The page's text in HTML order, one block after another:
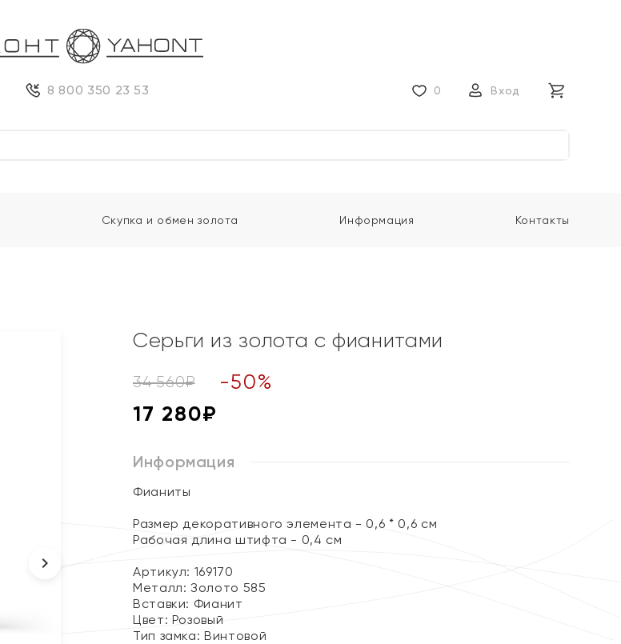
8 800 350 23 53 0 Вход
Скупка и обмен золота Информация Контакты
Серьги из золота с фианитами
34 560₽ -50%
17 280₽
Информация
Фианиты
Размер декоративного элемента - 0,6 * 0,6 см
Рабочая длина штифта - 0,4 см
Артикул: 169170
Металл:Золото 585
Вставки: Фианит
Цвет: Розовый
Тип замка:Винтовой